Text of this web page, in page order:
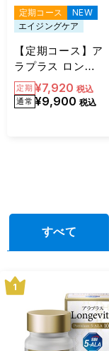
定期コース
NEW
エイジングケア
【定期コース】ア
ラプラス ロンジ
ェビティ プレミ
アム5-
¥7,920 税込
¥9,900 税込
すべて
1